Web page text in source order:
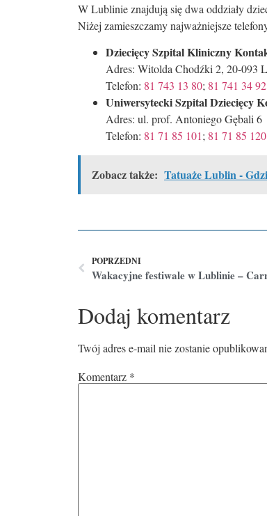
W Lublinie znajdują się dwa oddziały
Niżej zamieszczamy najważniejsze
Dziecięcy Szpital Kliniczny
Adres: Witolda Chodźki 2, 20-093
Telefon: 81 743 13 80; 81 741 34 92
Uniwersytecki Szpital Dziecięcy
Adres: ul. prof. Antoniego Gębali 6
Telefon: 81 71 85 101; 81 71 85 120
Zobacz także: Tatuaże Lublin -
POPRZEDNI
Dodaj komentarz
Twój adres e-mail nie zostanie
Komentarz *